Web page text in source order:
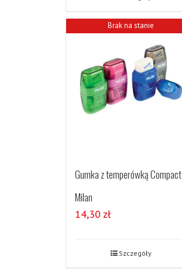
Brak na stanie
Gumka z temperówką Compact
Milan
14,30 zł
Szczegóły